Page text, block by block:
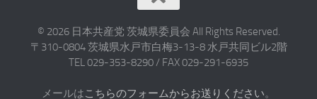
© 2026 日本共産党 茨城県委員会 All Rights Reserved.
〒310-0804 茨城県水戸市白梅3-13-8 水戸共同ビル2階
TEL 029-353-8290 / FAX 029-291-6935
メールはこちらのフォームからお送りください。